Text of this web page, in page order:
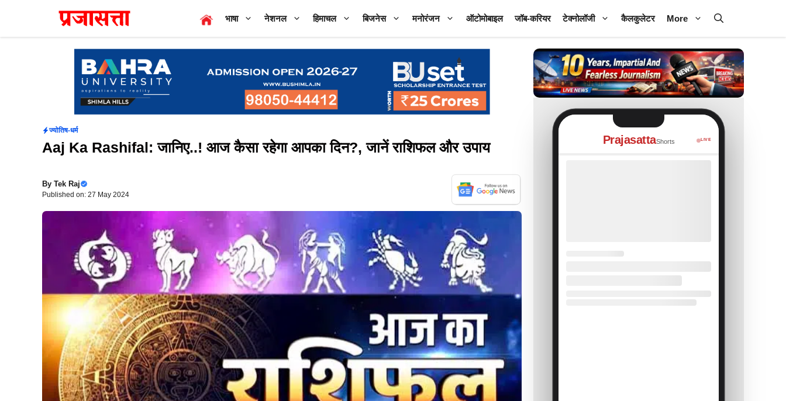
content
भाषा नेशनल हिमाचल बिजनेस मनोरंजन ऑटोमोबाइल जॉब-करियर टेक्नोलॉजी कैलकुलेटर More
ज्योतिष-धर्म
Aaj Ka Rashifal: जानिए..! आज कैसा रहेगा आपका दिन?, जानें राशिफल और उपाय
By Tek Raj
Published on: 27 May 2024
PrajasattaShorts LIVE